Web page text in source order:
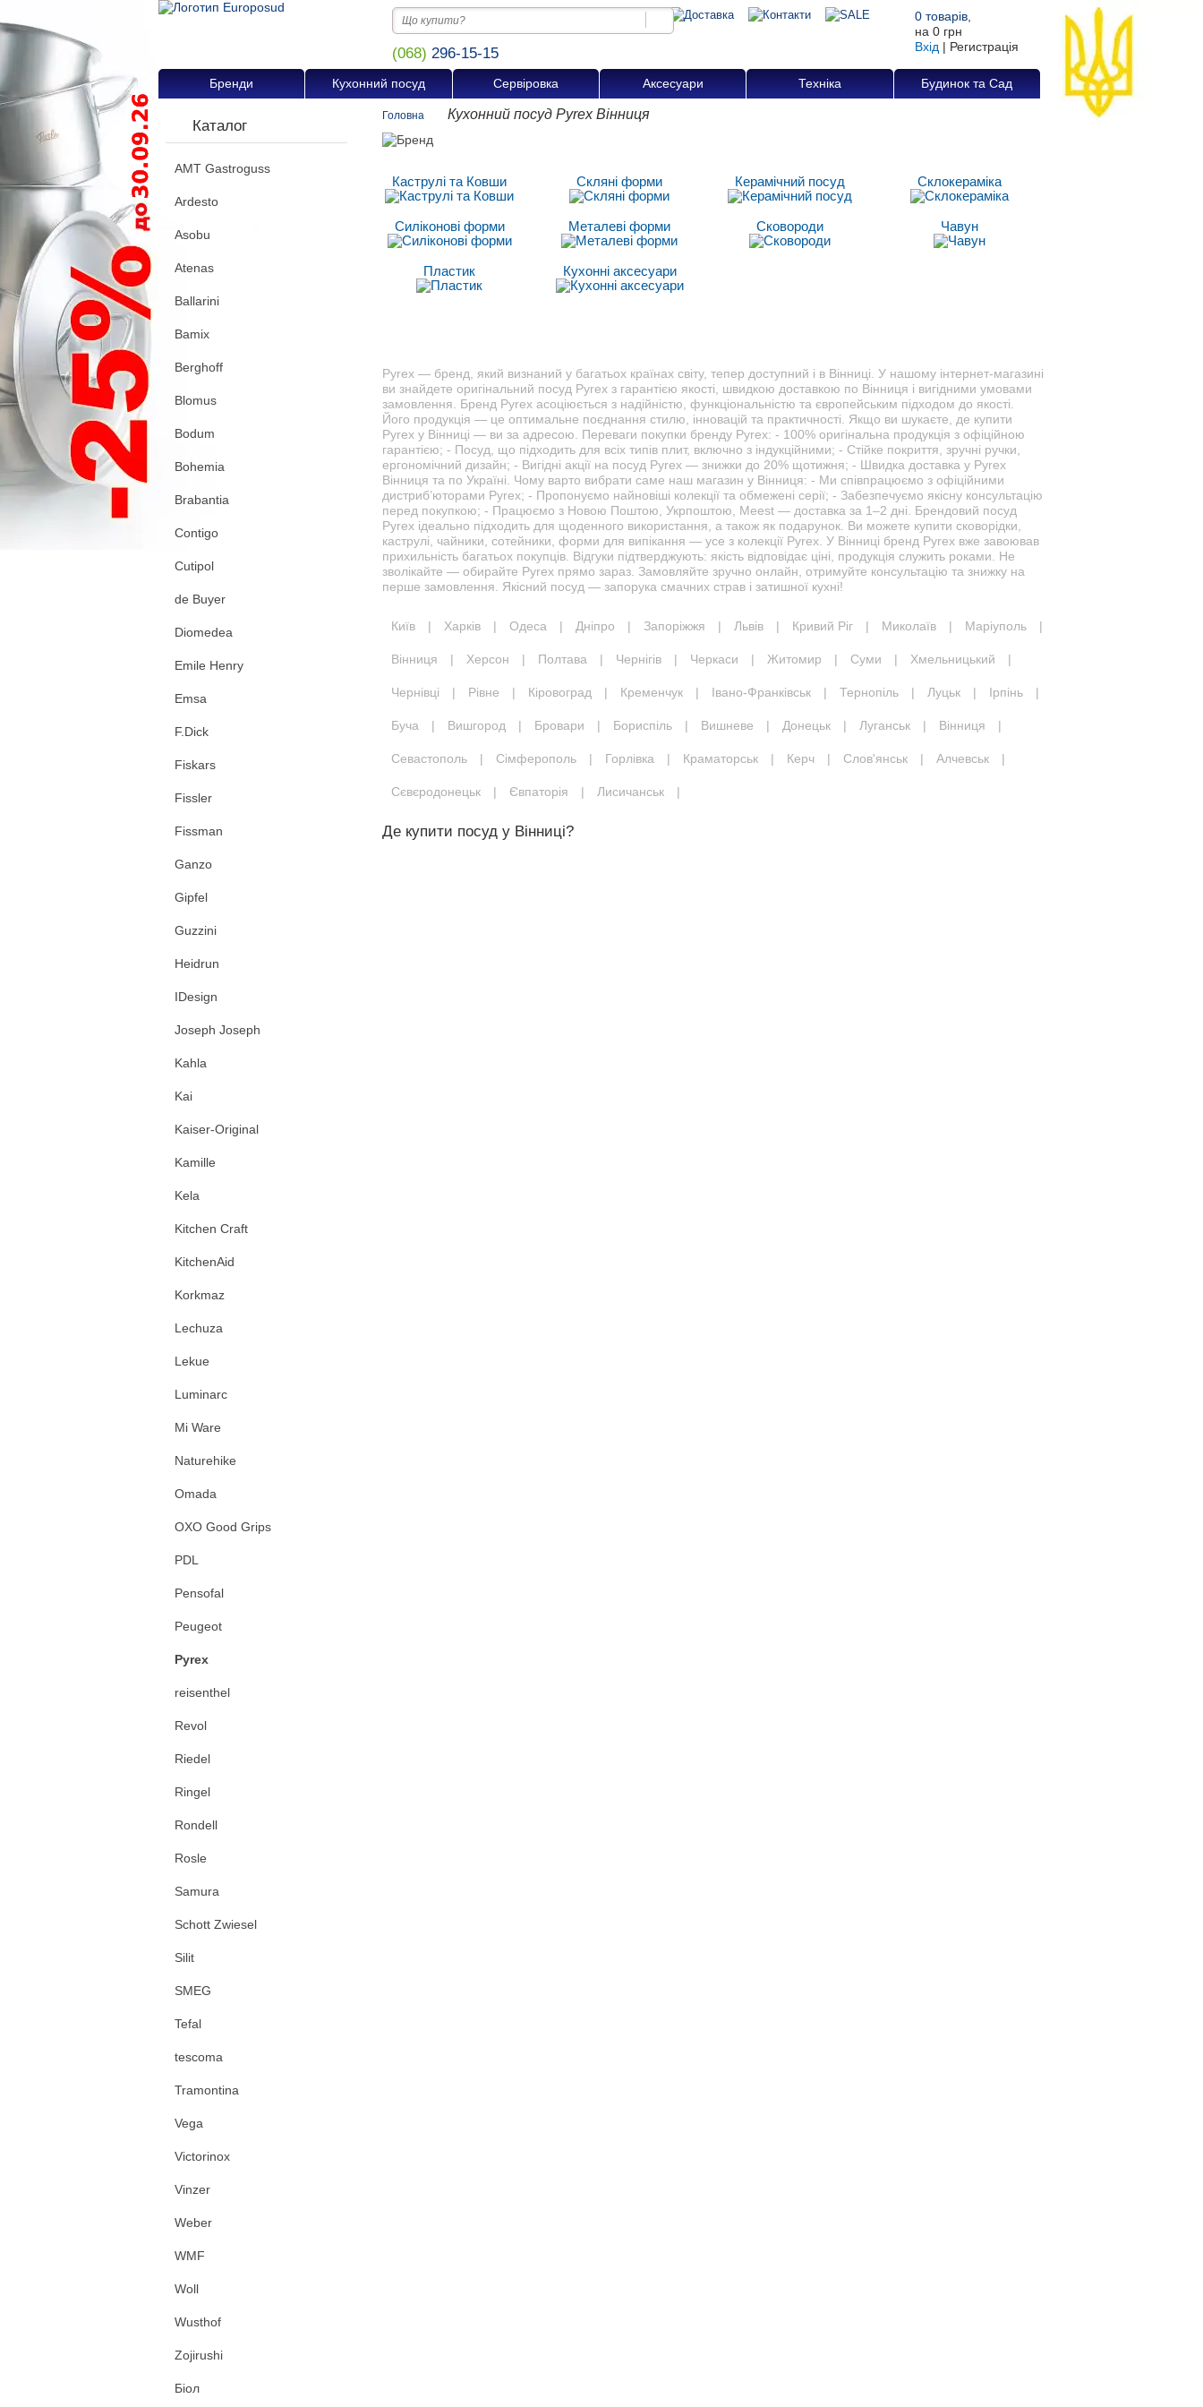
(068) 296-15-15
0 товарів
на 0 грн
Вхід | Регистрація
Бренди Кухонний посуд Сервіровка Аксесуари Техніка Будинок та Сад
Каталог
AMT Gastroguss
Ardesto
Asobu
Atenas
Ballarini
Bamix
Berghoff
Blomus
Bodum
Bohemia
Brabantia
Contigo
Cutipol
de Buyer
Diomedea
Emile Henry
Emsa
F.Dick
Fiskars
Fissler
Fissman
Ganzo
Gipfel
Guzzini
Heidrun
IDesign
Joseph Joseph
Kahla
Kai
Kaiser-Original
Kamille
Kela
Kitchen Craft
KitchenAid
Korkmaz
Lechuza
Lekue
Luminarc
Mi Ware
Naturehike
Omada
OXO Good Grips
PDL
Pensofal
Peugeot
Pyrex
reisenthel
Revol
Riedel
Ringel
Rondell
Rosle
Samura
Schott Zwiesel
Silit
SMEG
Tefal
tescoma
Tramontina
Vega
Victorinox
Vinzer
Weber
WMF
Woll
Wusthof
Zojirushi
Біол
Головна Кухонний посуд Pyrex Вінниця
Каструлі та Ковши Скляні форми Керамічний посуд Склокераміка
Силіконові форми Металеві форми Сковороди Чавун
Пластик Кухонні аксесуари
Pyrex — бренд, який визнаний у багатьох країнах світу, тепер доступний і в Вінниці. У нашому інтернет-магазині
ви знайдете оригінальний посуд Pyrex з гарантією якості, швидкою доставкою по Вінниця і вигідними умовами
замовлення. Бренд Pyrex асоціюється з надійністю, функціональністю та європейським підходом до якості.
Його продукція — це оптимальне поєднання стилю, інновацій та практичності. Якщо ви шукаєте, де купити
Pyrex у Вінниці — ви за адресою. Переваги покупки бренду Pyrex: - 100% оригінальна продукція з офіційною
гарантією; - Посуд, що підходить для всіх типів плит, включно з індукційними; - Стійке покриття, зручні ручки,
ергономічний дизайн; - Вигідні акції на посуд Pyrex — знижки до 20% щотижня; - Швидка доставка у Pyrex
Вінниця та по Україні. Чому варто вибрати саме наш магазин у Вінниця: - Ми співпрацюємо з офіційними
дистриб’юторами Pyrex; - Пропонуємо найновіші колекції та обмежені серії; - Забезпечуємо якісну консультацію
перед покупкою; - Працюємо з Новою Поштою, Укрпоштою, Meest — доставка за 1–2 дні. Брендовий посуд
Pyrex ідеально підходить для щоденного використання, а також як подарунок. Ви можете купити сковорідки,
каструлі, чайники, сотейники, форми для випікання — усе з колекції Pyrex. У Вінниці бренд Pyrex вже завоював
прихильність багатьох покупців. Відгуки підтверджують: якість відповідає ціні, продукція служить роками. Не
зволікайте — обирайте Pyrex прямо зараз. Замовляйте зручно онлайн, отримуйте консультацію та знижку на
перше замовлення. Якісний посуд — запорука смачних страв і затишної кухні!
Київ | Харків | Одеса | Дніпро | Запоріжжя | Львів | Кривий Ріг | Миколаїв | Маріуполь |
Вінниця | Херсон | Полтава | Чернігів | Черкаси | Житомир | Суми | Хмельницький |
Чернівці | Рівне | Кіровоград | Кременчук | Івано-Франківськ | Тернопіль | Луцьк | Ірпінь |
Буча | Вишгород | Бровари | Бориспіль | Вишневе | Донецьк | Луганськ | Вінниця |
Севастополь | Сімферополь | Горлівка | Краматорськ | Керч | Слов'янськ | Алчевськ |
Сєвєродонецьк | Євпаторія | Лисичанськ |
Де купити посуд у Вінниці?